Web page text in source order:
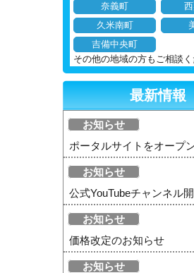
奈義町
久米南町
吉備中央町
その他の地域の方もご相談く
最新情報
お知らせ
ポータルサイトをオープ
お知らせ
公式YouTubeチャンネル
お知らせ
価格改定のお知らせ
お知らせ